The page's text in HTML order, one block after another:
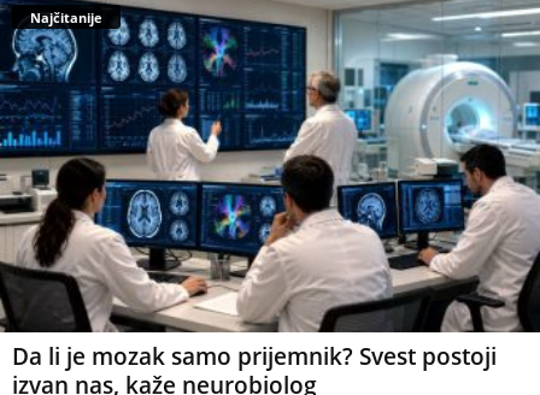
Najčitanije
Da li je mozak samo prijemnik? Svest postoji
izvan nas, kaže neurobiolog